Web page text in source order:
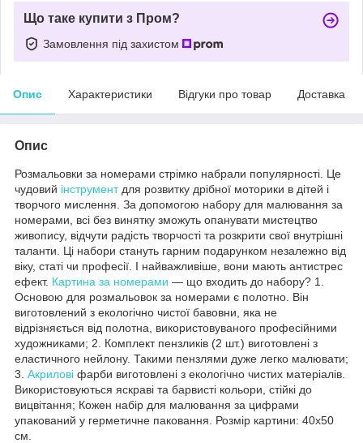
Що таке купити з Пром?
Замовлення під захистом
Опис Характеристики Відгуки про товар Доставка
Опис
Розмальовки за номерами стрімко набрали популярності. Це
чудовий інструментдля розвитку дрібної моторики в дітей і
творчого мислення. За допомогою набору для малювання за
номерами, всі без винятку зможуть опанувати мистецтво
живопису, відчути радість творчості та розкрити свої внутрішні
таланти. Ці набори стануть гарним подарунком незалежно від
віку, статі чи професії. І найважливіше, вони мають антистрес
ефект. Картина за номерами — що входить до набору? 1.
Основою для розмальовок за номерами є полотно. Він
виготовлений з екологічно чистої бавовни, яка не
відрізняється від полотна, використовуваного професійними
художниками; 2. Комплект пензликів (2 шт.) виготовлені з
еластичного нейлону. Такими пензлями дуже легко малювати;
3. Акрилові фарби виготовлені з екологічно чистих матеріалів.
Використовуються яскраві та барвисті кольори, стійкі до
вицвітання; Кожен набір для малювання за цифрами
упакований у герметичне паковання. Розмір картини: 40х50
см.